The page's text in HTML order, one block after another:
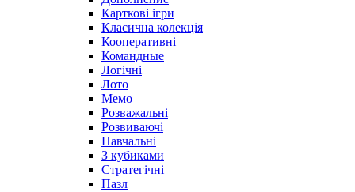
Карткові ігри
Класична колекція
Кооперативні
Командные
Логічні
Лото
Мемо
Розважальні
Розвиваючі
Навчальні
З кубиками
Стратегічні
Пазл